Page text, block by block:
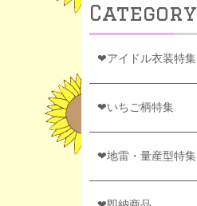
Category
❤アイドル衣装特集
❤いちご柄特集
❤地雷・量産型特集